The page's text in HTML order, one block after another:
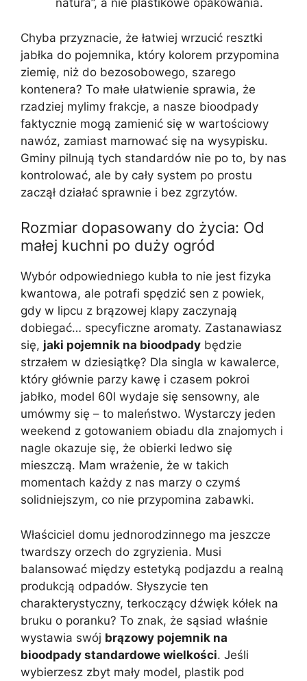
natura”, a nie plastikowe opakowania.
Chyba przyznacie, że łatwiej wrzucić resztki
jabłka do pojemnika, który kolorem przypomina
ziemię, niż do bezosobowego, szarego
kontenera? To małe ułatwienie sprawia, że
rzadziej mylimy frakcje, a nasze bioodpady
faktycznie mogą zamienić się w wartościowy
nawóz, zamiast marnować się na wysypisku.
Gminy pilnują tych standardów nie po to, by nas
kontrolować, ale by cały system po prostu
zaczął działać sprawnie i bez zgrzytów.
Rozmiar dopasowany do życia: Od
małej kuchni po duży ogród
Wybór odpowiedniego kubła to nie jest fizyka
kwantowa, ale potrafi spędzić sen z powiek,
gdy w lipcu z brązowej klapy zaczynają
dobiegać… specyficzne aromaty. Zastanawiasz
się, jaki pojemnik na bioodpady będzie
strzałem w dziesiątkę? Dla singla w kawalerce,
który głównie parzy kawę i czasem pokroi
jabłko, model 60l wydaje się sensowny, ale
umówmy się – to maleństwo. Wystarczy jeden
weekend z gotowaniem obiadu dla znajomych i
nagle okazuje się, że obierki ledwo się
mieszczą. Mam wrażenie, że w takich
momentach każdy z nas marzy o czymś
solidniejszym, co nie przypomina zabawki.
Właściciel domu jednorodzinnego ma jeszcze
twardszy orzech do zgryzienia. Musi
balansować między estetyką podjazdu a realną
produkcją odpadów. Słyszycie ten
charakterystyczny, terkoczący dźwięk kółek na
bruku o poranku? To znak, że sąsiad właśnie
wystawia swój brązowy pojemnik na
bioodpady standardowe wielkości. Jeśli
wybierzesz zbyt mały model, plastik pod